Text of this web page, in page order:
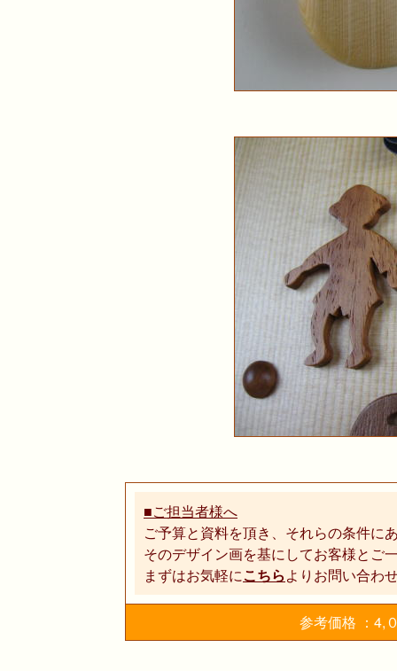
■ご担当者様へ
ご予算と資料を頂き、それらの条件に
そのデザイン画を基にしてお客様とご
まずはお気軽にこちらよりお問い合わ
参考価格 ：4,